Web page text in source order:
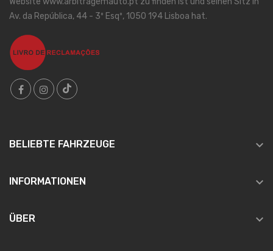
Av. da República, 44 - 3º Esqº, 1050 194 Lisboa hat.
BELIEBTE FAHRZEUGE 
INFORMATIONEN 
ÜBER 